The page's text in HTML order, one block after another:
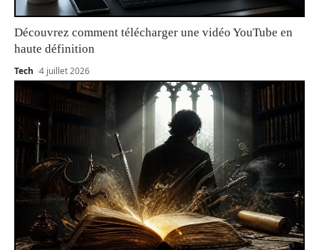
Découvrez comment télécharger une vidéo YouTube en
haute définition
Tech 4 juillet 2026